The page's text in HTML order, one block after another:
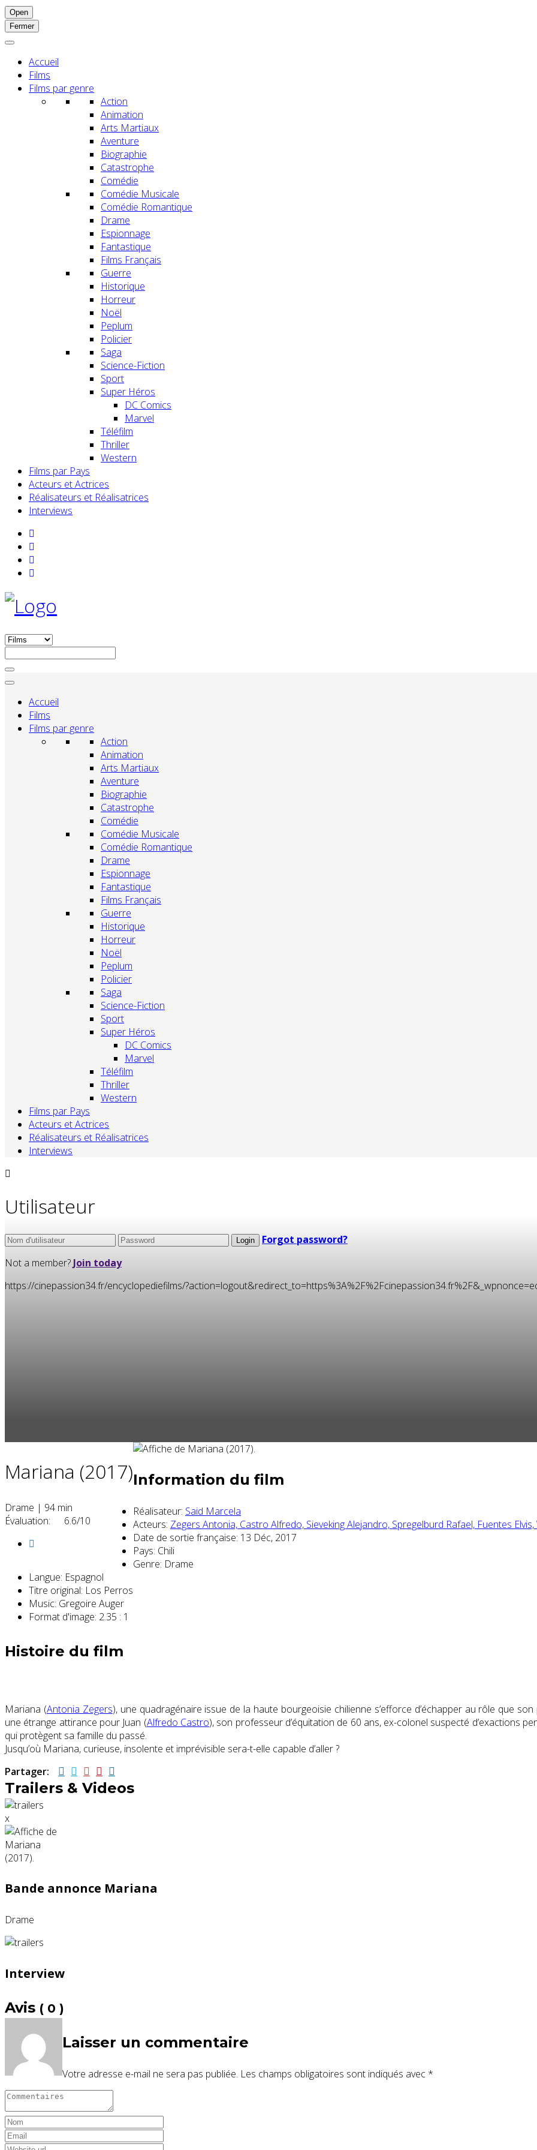
Open
Fermer
Accueil
Films
Films par genre
Action
Animation
Arts Martiaux
Aventure
Biographie
Catastrophe
Comédie
Comédie Musicale
Comédie Romantique
Drame
Espionnage
Fantastique
Films Français
Guerre
Historique
Horreur
Noël
Peplum
Policier
Saga
Science-Fiction
Sport
Super Héros
DC Comics
Marvel
Téléfilm
Thriller
Western
Films par Pays
Acteurs et Actrices
Réalisateurs et Réalisatrices
Interviews
Accueil
Films
Films par genre
Action
Animation
Arts Martiaux
Aventure
Biographie
Catastrophe
Comédie
Comédie Musicale
Comédie Romantique
Drame
Espionnage
Fantastique
Films Français
Guerre
Historique
Horreur
Noël
Peplum
Policier
Saga
Science-Fiction
Sport
Super Héros
DC Comics
Marvel
Téléfilm
Thriller
Western
Films par Pays
Acteurs et Actrices
Réalisateurs et Réalisatrices
Interviews
Utilisateur
Forgot password?
Not a member? Join today
https://cinepassion34.fr/encyclopediefilms/
Mariana (2017)
Drame | 94 min
Évaluation:
6.6/10
Information du film
Réalisateur: Said Marcela
Acteurs: Zegers Antonia, Castro Alfredo, Sieveking Alejandro, Spregelburd Rafael, Fuentes Elvis,
Date de sortie française: 13 Déc, 2017
Pays: Chili
Genre: Drame
Langue: Espagnol
Titre original: Los Perros
Music: Gregoire Auger
Format d'image: 2.35 : 1
Histoire du film
Mariana (Antonia Zegers), une quadragénaire issue de la haute bourgeoisie chilienne s’efforce d’échapper au rôle que
une étrange attirance pour Juan (Alfredo Castro), son professeur d’équitation de 60 ans, ex-colonel suspecté d’exactions
qui protègent sa famille du passé.
Jusqu’où Mariana, curieuse, insolente et imprévisible sera-t-elle capable d’aller ?
Partager:
Trailers & Videos
x
Bande annonce Mariana
Drame
Interview
Avis ( 0 )
Laisser un commentaire
Votre adresse e-mail ne sera pas publiée. Les champs obligatoires sont indiqués avec *